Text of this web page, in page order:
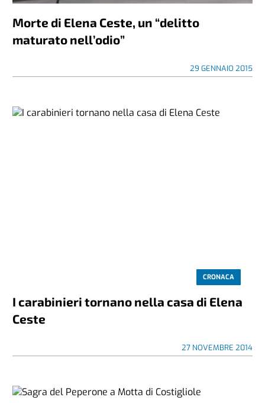
Morte di Elena Ceste, un “delitto
maturato nell’odio”
29 GENNAIO 2015
CRONACA
I carabinieri tornano nella casa di Elena
Ceste
27 NOVEMBRE 2014